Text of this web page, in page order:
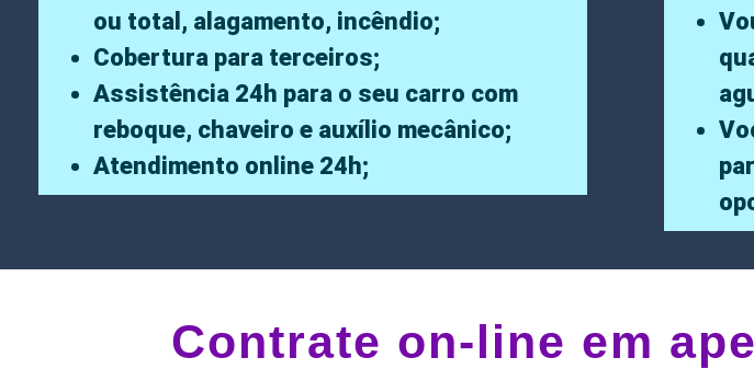
ou total, alagamento, incêndio;
Cobertura para terceiros;
Assistência 24h para o seu carro com
reboque, chaveiro e auxílio mecânico;
Atendimento online 24h;
Contrate on-line em